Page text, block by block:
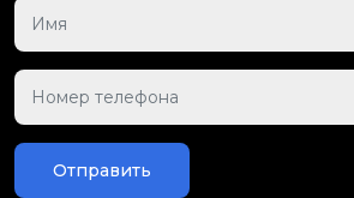
Отправить